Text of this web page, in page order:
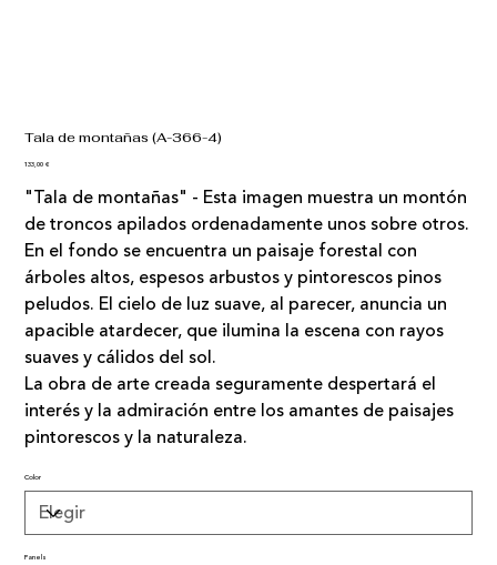
Tala de montañas (A-366-4)
Precio
133,00 €
"Tala de montañas" - Esta imagen muestra un montón
de troncos apilados ordenadamente unos sobre otros.
En el fondo se encuentra un paisaje forestal con
árboles altos, espesos arbustos y pintorescos pinos
peludos. El cielo de luz suave, al parecer, anuncia un
apacible atardecer, que ilumina la escena con rayos
suaves y cálidos del sol.
La obra de arte creada seguramente despertará el
interés y la admiración entre los amantes de paisajes
pintorescos y la naturaleza.
Color
Panels